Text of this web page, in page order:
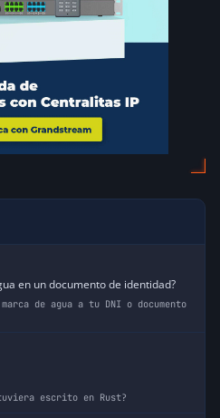
en un documento de identidad?
de agua a tu DNI o documento
escrito en Rust?